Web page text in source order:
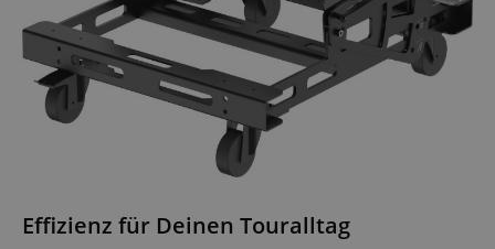
Effizienz für Deinen Touralltag